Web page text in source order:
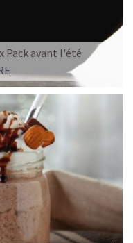
Pack avant l'été